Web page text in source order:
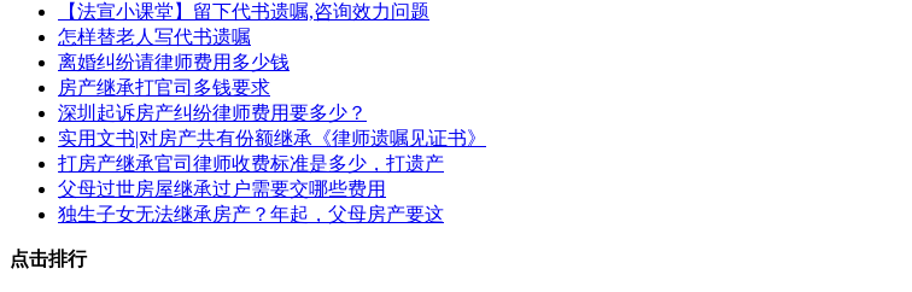
【法宣小课堂】留下代书遗嘱,咨询效力问题
怎样替老人写代书遗嘱
离婚纠纷请律师费用多少钱
房产继承打官司多钱要求
深圳起诉房产纠纷律师费用要多少？
实用文书|对房产共有份额继承《律师遗嘱见证书》
打房产继承官司律师收费标准是多少，打遗产
父母过世房屋继承过户需要交哪些费用
独生子女无法继承房产？年起，父母房产要这
点击排行